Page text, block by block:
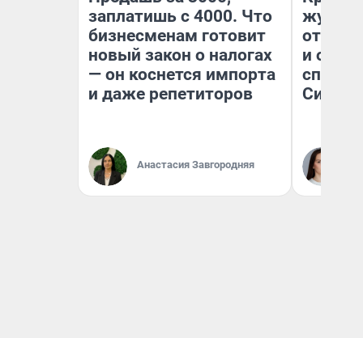
заплатишь с 4000. Что
бизнесменам готовит
новый закон о налогах
— он коснется импорта
и даже репетиторов
Анастасия Завгородняя
и
споре